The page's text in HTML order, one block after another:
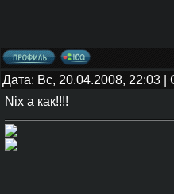
Дата: Вс, 20.04.2008, 22:03
Nix а как!!!!